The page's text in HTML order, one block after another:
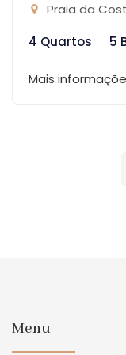
Praia da
4 Quartos
5
Mais
Menu